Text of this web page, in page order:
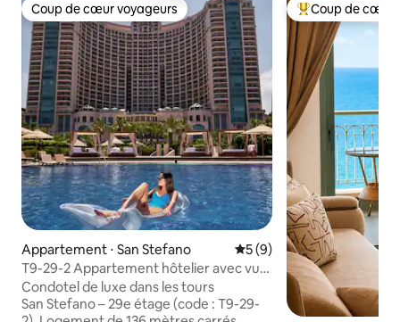
Coup de cœur voyageurs
Coup de cœur voyageurs
Appartement ⋅ San Stefano Évaluation moyenne sur
5 (9)
T9-29-2 Appartement hôtelier avec vue
sur la mer | Vue directe sur la mer
Condotel de luxe dans les tours
San Stefano – 29e étage (code : T9-29-
Coups de cœur
Coup de cœur